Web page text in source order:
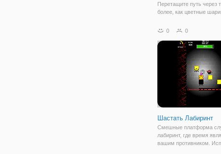
Перетащите путь через
более, как цветные
босса на уровень вверх
забудьте посмотреть
0 0
Шастать Лабиринт
Смешные платформа
лабиринт, где время
вашим противником.